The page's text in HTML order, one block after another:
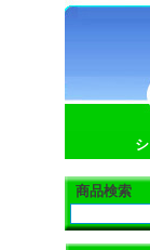
商品検索